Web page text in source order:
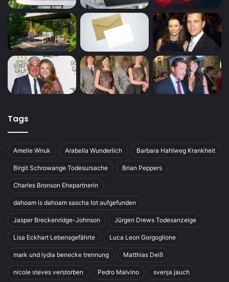
Tags
Amelie Wnuk Arabella Wunderlich Barbara Hahlweg Krankheit
Birgit Schrowange Todesursache Brian Peppers
Charles Bronson Ehepartnerin
dahoam is dahoam sascha tot aufgefunden
Jasper Breckenridge-Johnson Jürgen Drews Todesanzeige
Lisa Eckhart Lebensgefährte Luca Leon Gorgoglione
mark und lydia benecke trennung Matthias Deiß
nicole steves verstorben Pedro Malvino svenja jauch